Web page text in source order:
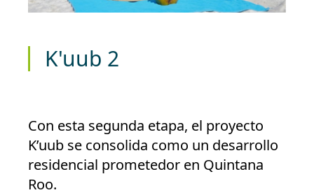
K'uub 2
Con esta segunda etapa, el proyecto
K’uub se consolida como un desarrollo
residencial prometedor en Quintana
Roo.